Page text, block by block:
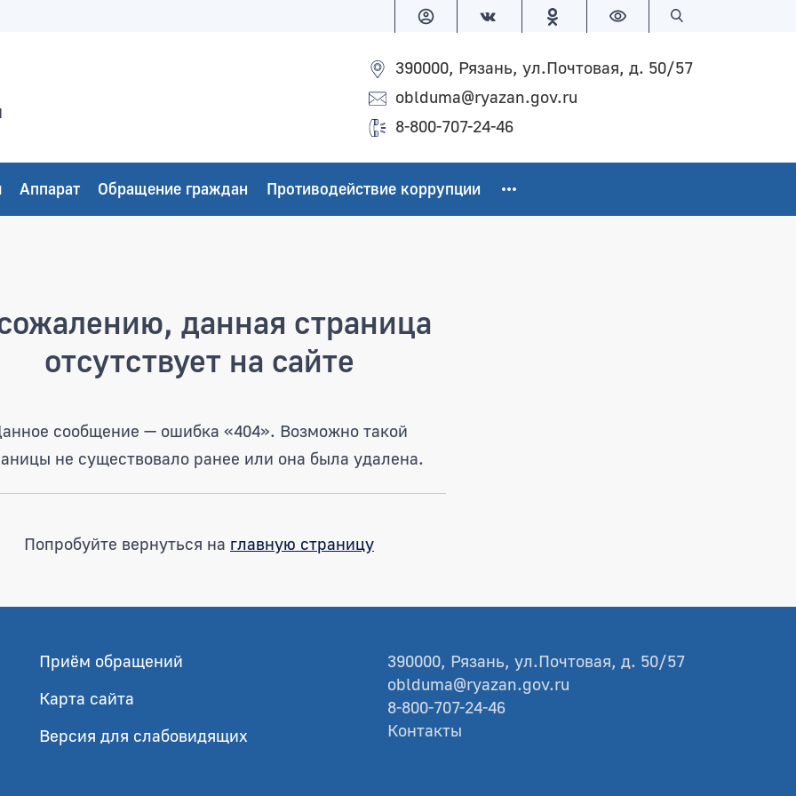
Версия для слабовидящих
390000, Рязань, ул.Почтовая, д. 50/57
oblduma@ryazan.gov.ru
8-800-707-24-46
Аппарат Обращение граждан Противодействие коррупции
данная страница
отсутствует на сайте
сообщение — ошибка «404». Возможно такой
не существовало ранее или она была удалена.
Попробуйте вернуться на главную страницу
Приём обращений
Карта сайта
Версия для слабовидящих
390000, Рязань, ул.Почтовая, д. 50/57
oblduma@ryazan.gov.ru
8-800-707-24-46
Контакты